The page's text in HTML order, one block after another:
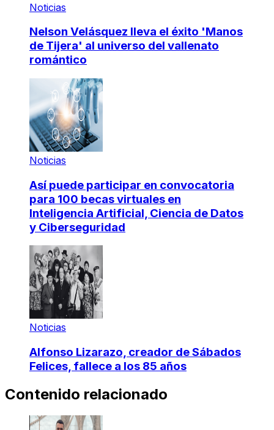
Noticias
Nelson Velásquez lleva el éxito 'Manos
de Tijera' al universo del vallenato
romántico
Noticias
Así puede participar en convocatoria
para 100 becas virtuales en
Inteligencia Artificial, Ciencia de Datos
y Ciberseguridad
Noticias
Alfonso Lizarazo, creador de Sábados
Felices, fallece a los 85 años
Contenido relacionado